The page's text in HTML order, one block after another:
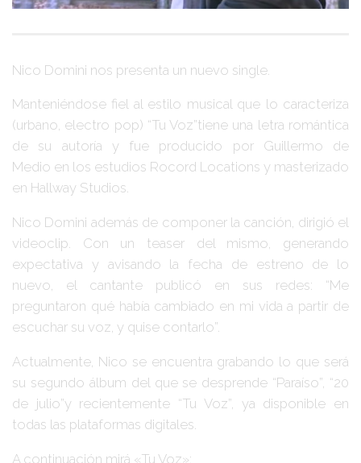
Nico Domini nos presenta un nuevo single.
Manteniéndose fiel al estilo musical que lo caracteriza
(urbano, electro pop) “Tu Voz”tiene una letra romántica
de su autoría y fue producido por Guillermo de
Medio en los estudios Rocord Locations y masterizado
en Hallway Studios.
Nico Domini además de componer la canción, dirigió el
videoclip. Con un teaser del mismo, generando
expectativa y avisando la fecha de estreno de lo
nuevo, el cantante publicó en sus redes: “Me
preguntaron qué había cambiado en mi vida a partir de
escuchar su voz, y quise contarlo”.
Actualmente, Nico se encuentra grabando lo que será
su segundo álbum del que se desprende “Paraíso”, “20
de julio”y recientemente “Tu Voz”, ya disponible en
todas las plataformas digitales.
A continuación mirá «Tu Voz»: